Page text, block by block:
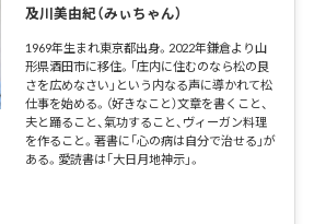
及川美由紀（みぃちゃん）
1969年生まれ東京都出身。2022年鎌倉より山
形県酒田市に移住。「庄内に住むのなら松の良
さを広めなさい」という内なる声に導かれて松
仕事を始める。（好きなこと）文章を書くこと、
夫と踊ること、氣功すること、ヴィーガン料理
を作ること。著書に「心の病は自分で治せる」が
ある。愛読書は「大日月地神示」。